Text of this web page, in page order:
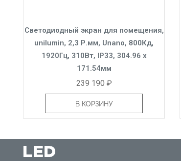
Светодиодный экран для помещения,
unilumin, 2,3 Р.мм, Unano, 800Кд,
1920Гц, 310Вт, IP33, 304.96 x
171.54мм
239 190 ₽
В КОРЗИНУ